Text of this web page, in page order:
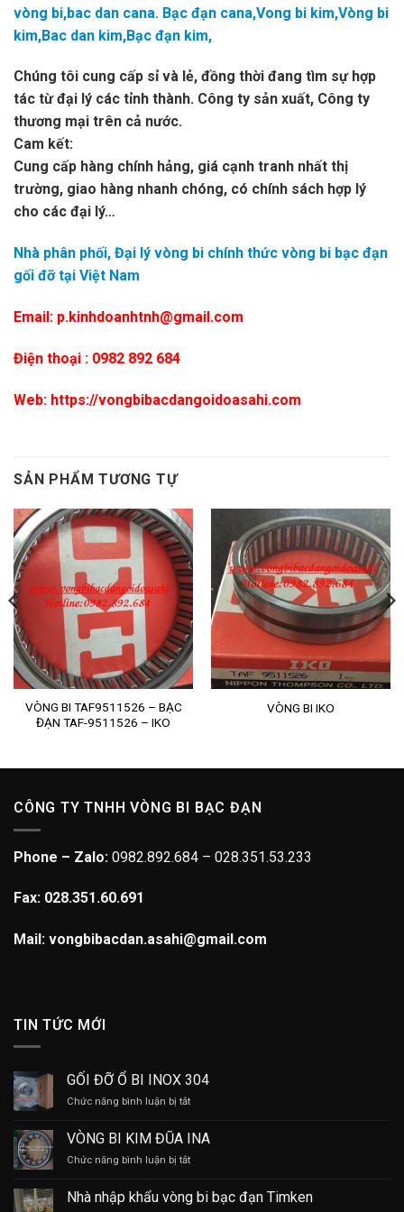
vòng bi,bac dan cana. Bạc đạn cana,Vong bi kim,Vòng bi
kim,Bac dan kim,Bạc đạn kim,
Chúng tôi cung cấp sỉ và lẻ, đồng thời đang tìm sự hợp
tác từ đại lý các tỉnh thành. Công ty sản xuất, Công ty
thương mại trên cả nước.
Cam kết:
Cung cấp hàng chính hảng, giá cạnh tranh nhất thị
trường, giao hàng nhanh chóng, có chính sách hợp lý
cho các đại lý…
Nhà phân phối, Đại lý vòng bi chính thức vòng bi bạc đạn
gối đỡ tại Việt Nam
Email: p.kinhdoanhtnh@gmail.com
Điện thoại : 0982 892 684
Web: https://vongbibacdangoidoasahi.com
SẢN PHẨM TƯƠNG TỰ
VÒNG BI TAF9511526 – BẠC
ĐẠN TAF-9511526 – IKO
VÒNG BI IKO
CÔNG TY TNHH VÒNG BI BẠC ĐẠN
Phone – Zalo: 0982.892.684 – 028.351.53.233
Fax: 028.351.60.691
Mail: vongbibacdan.asahi@gmail.com
TIN TỨC MỚI
GỐI ĐỠ Ổ BI INOX 304
Chức năng bình luận bị tắtở
ĐỠ
Ổ
BI
304
VÒNG BI KIM ĐŨA INA
Chức năng bình luận bị tắtở
BI
KIM
Nhà nhập khẩu vòng bi bạc đạn Timken